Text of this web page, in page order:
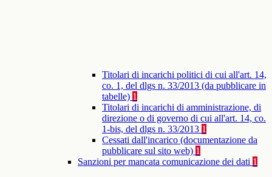
Titolari di incarichi politici di cui all'art. 14,
co. 1, del dlgs n. 33/2013 (da pubblicare in
tabelle) 1
Titolari di incarichi di amministrazione, di
direzione o di governo di cui all'art. 14, co.
1-bis, del dlgs n. 33/2013 1
Cessati dall'incarico (documentazione da
pubblicare sul sito web) 1
Sanzioni per mancata comunicazione dei dati 1